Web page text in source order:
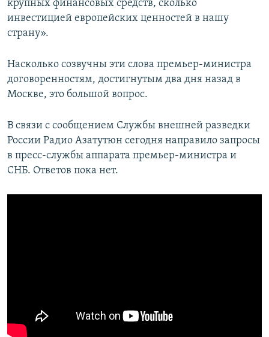
крупных финансовых средств, сколько
инвестицией европейских ценностей в нашу
страну».
Насколько созвучны эти слова премьер-министра
договоренностям, достигнутым два дня назад в
Москве, это большой вопрос.
В связи с сообщением Службы внешней разведки
России Радио Азатутюн сегодня направило запросы
в пресс-службы аппарата премьер-министра и
СНБ. Ответов пока нет.